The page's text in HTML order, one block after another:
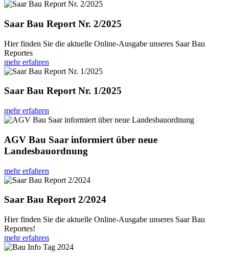
Saar Bau Report Nr. 2/2025
Hier finden Sie die aktuelle Online-Ausgabe unseres Saar Bau
Reportes
mehr erfahren
Saar Bau Report Nr. 1/2025
mehr erfahren
AGV Bau Saar informiert über neue
Landesbauordnung
mehr erfahren
Saar Bau Report 2/2024
Hier finden Sie die aktuelle Online-Ausgabe unseres Saar Bau
Reportes!
mehr erfahren